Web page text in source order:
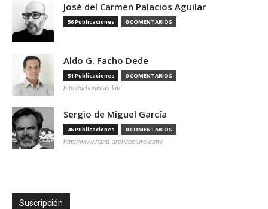
José del Carmen Palacios Aguilar
56 Publicaciones 0 COMENTARIOS
Aldo G. Facho Dede
51 Publicaciones 0 COMENTARIOS
http://urbanistas.lat/
Sergio de Miguel García
46 Publicaciones 0 COMENTARIOS
http://www.hand-architecture.com/
Suscripción